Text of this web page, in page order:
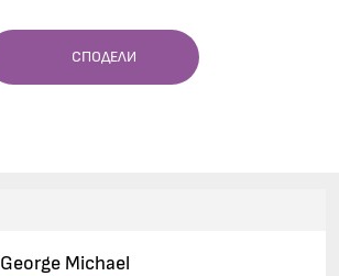
СПОДЕЛИ
George Michael